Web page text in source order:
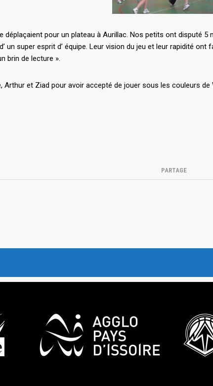
déplaçaient pour un plateau à Aurillac. Nos petits ont disputé
un super esprit d’ équipe. Leur vision du jeu et leur rapidité
brin de lecture ».
Arthur et Ziad pour avoir accepté de jouer sous les couleurs
PARTAGE